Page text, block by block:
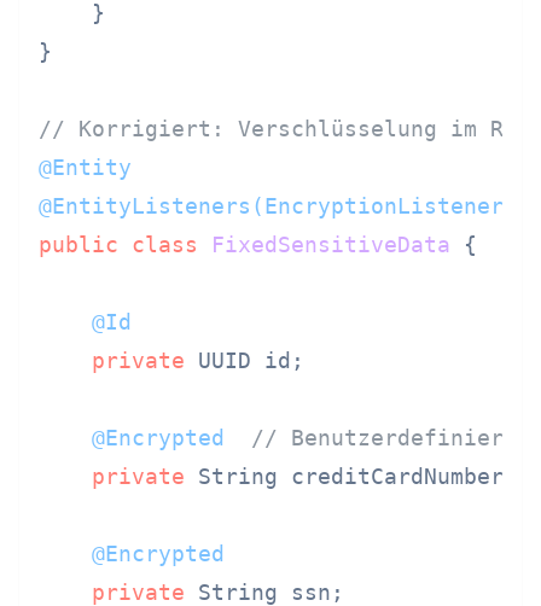
    }
}
// Korrigiert: Verschlüsselung im
@Entity
public
class FixedSensitiveData {
@Id
private UUID id;
@Encrypted
// Benutzerdefinierte
private String creditCardNumber;
@Encrypted
private String ssn;